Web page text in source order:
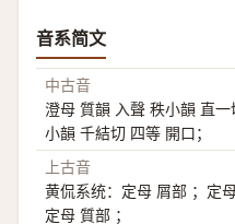
音系简文
中古音
澄母 質韻 入聲 秩小韻 直
小韻 千結切 四等 開口；
上古音
黄侃系统：定母 屑部 ；定
定母 質部 ；